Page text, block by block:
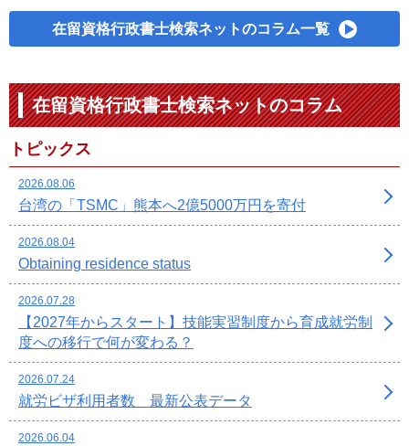
在留資格行政書士検索ネットのコラム一覧
在留資格行政書士検索ネットのコラム
トピックス
2026.08.06
台湾の「TSMC」熊本へ2億5000万円を寄付
2026.08.04
Obtaining residence status
2026.07.28
【2027年からスタート】技能実習制度から育成就労制
度への移行で何が変わる？
2026.07.24
就労ビザ利用者数 最新公表データ
2026.06.04